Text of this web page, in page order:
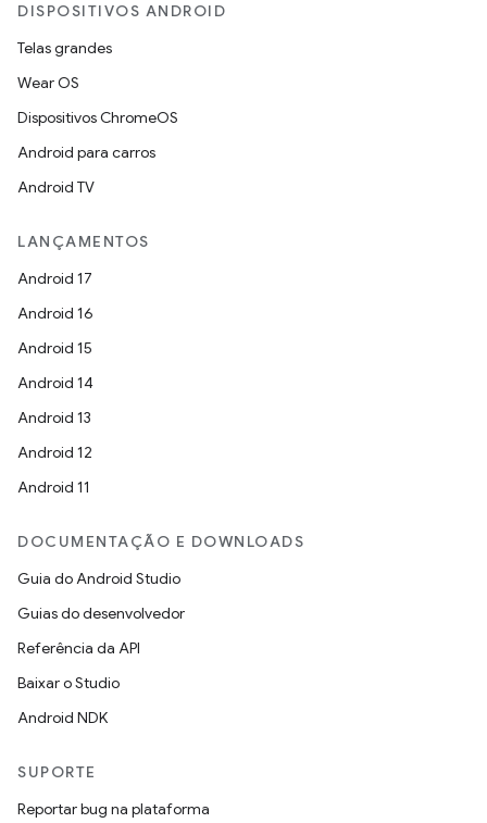
DISPOSITIVOS ANDROID
Telas grandes
Wear OS
Dispositivos ChromeOS
Android para carros
Android TV
LANÇAMENTOS
Android 17
Android 16
Android 15
Android 14
Android 13
Android 12
Android 11
DOCUMENTAÇÃO E DOWNLOADS
Guia do Android Studio
Guias do desenvolvedor
Referência da API
Baixar o Studio
Android NDK
SUPORTE
Reportar bug na plataforma